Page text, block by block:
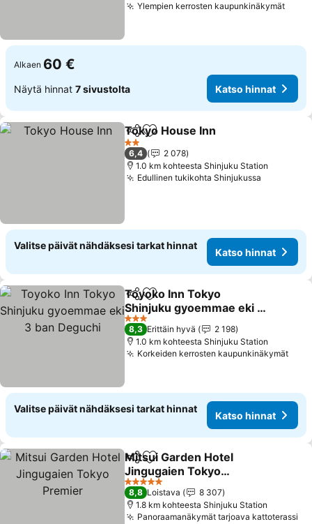
Ylempien kerrosten kaupunkinäkymät
Alkaen 60 €
Näytä hinnat 7 sivustolta Katso hinnat
Jaa Lisää suosikkeihin
Tokyo House Inn
2 Tähtiluokitus
6,4
2 078
1.0 km kohteesta Shinjuku Station
Edullinen tukikohta Shinjukussa
Valitse päivät nähdäksesi tarkat hinnat
Katso hinnat
Jaa Lisää suosikkeihin
Toyoko Inn Tokyo
Shinjuku gyoemmae eki 3
ban Deguchi
Katso hinnat
3 Tähtiluokitus
8,3 Erittäin hyvä
2 198
1.0 km kohteesta Shinjuku Station
Korkeiden kerrosten kaupunkinäkymät
Valitse päivät nähdäksesi tarkat hinnat
Katso hinnat
Jaa Lisää suosikkeihin
Mitsui Garden Hotel
Jingugaien Tokyo
Premier
Katso hinnat
5 Tähtiluokitus
8,8 Loistava
8 307
1.8 km kohteesta Shinjuku Station
Panoraamanäkymät tarjoava kattoterassi